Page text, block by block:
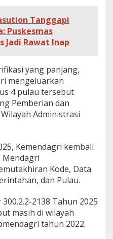
Tanggapi
Puskesmas
Jadi Rawat Inap
yang panjang,
mengeluarkan
4 pulau tersebut
Pemberian dan
Administrasi
Kemendagri kembali
Mendagri
Kode, Data
dan Pulau.
2138 Tahun 2025
masih di wilayah
tahun 2022.